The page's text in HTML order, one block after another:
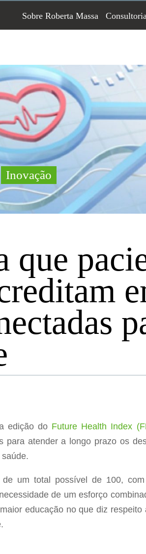
Sobre Roberta Massa
Inovação
que
edição do Future Health Index
para atender a longo prazo os
um total possível de 100,
de um esforço
educação no que diz